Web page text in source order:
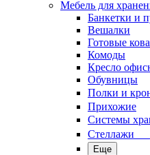
Мебель для
Банкетки и
Вешалки
Готовые
Комоды
Кресло
Обувницы
Полки и
Прихожие
Системы
Стеллажи
Еще